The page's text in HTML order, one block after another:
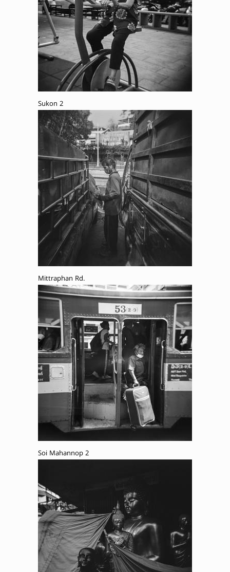
Sukon 2
Mittraphan Rd.
Soi Mahannop 2